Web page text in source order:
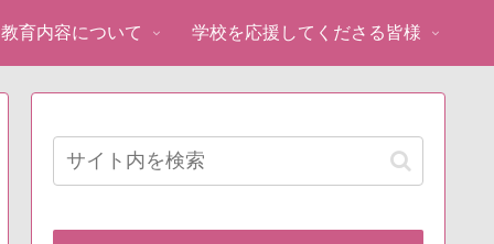
教育内容について 学校を応援してくださる皆様